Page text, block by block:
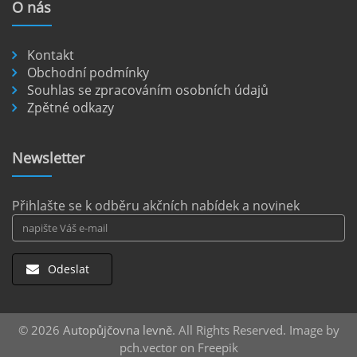
Pronájem auta na letišti Berlín.
Letiště Berlín Brandenburg (BER) je hlavním
dopravním uzlem pro cestovatele mířící do
okolních regionech bez omezení, pronájem
číst :celý článek
O nás
Kontakt
Obchodní podmínky
Souhlas se zpracováním osobních údajů
Zpětné odkazy
Newsletter
Přihlašte se k odběru akčních nabídek a novinek
Odeslat
© 2026 Autopůjčovna levně. All Rights Reserved. Image by
pch.vector on Freepik